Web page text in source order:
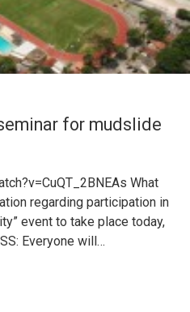
for mudslide
What
regarding participation in
event to take place today,
Everyone will…